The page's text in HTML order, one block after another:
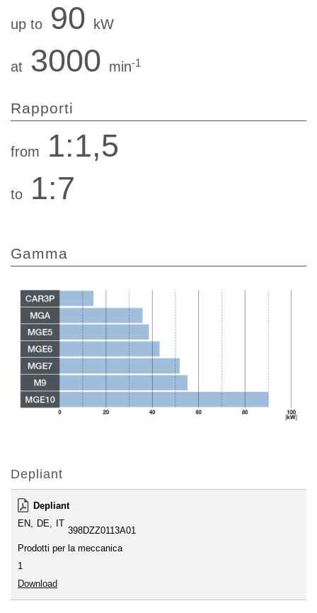
up to 90 kW
at 3000 min-1
Rapporti
from 1:1,5
to 1:7
Gamma
Depliant
Depliant
EN
DE IT
398DZZ0113A01
Prodotti per la meccanica
1
Download